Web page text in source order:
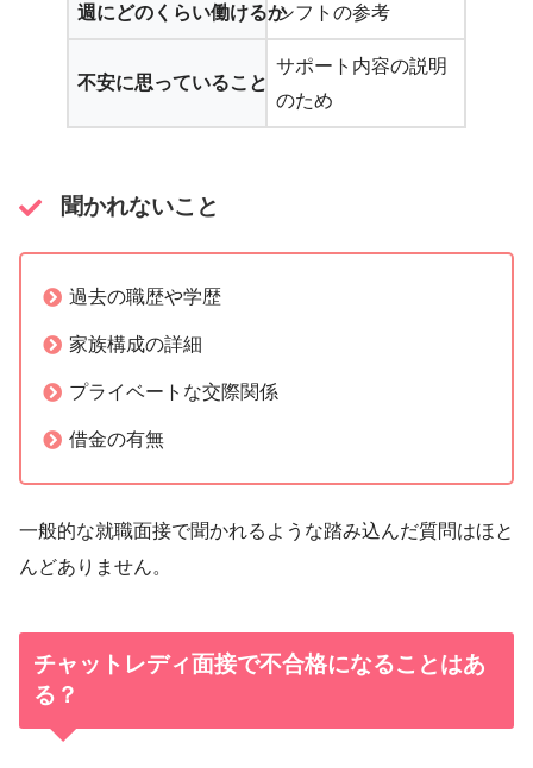
週にどのくらい働けるかシフトの参考
不安に思っていること
サポート内容の説明
のため
聞かれないこと
過去の職歴や学歴
家族構成の詳細
プライベートな交際関係
借金の有無
一般的な就職面接で聞かれるような踏み込んだ質問はほと
んどありません。
チャットレディ面接で不合格になることはあ
る？